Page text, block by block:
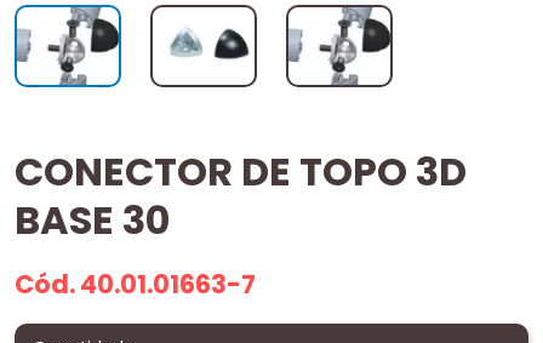
CONECTOR DE TOPO 3D
BASE 30
Cód. 40.01.01663-7